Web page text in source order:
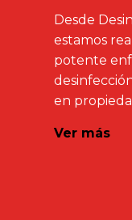
Desde
estamos
potente
en
Ver más